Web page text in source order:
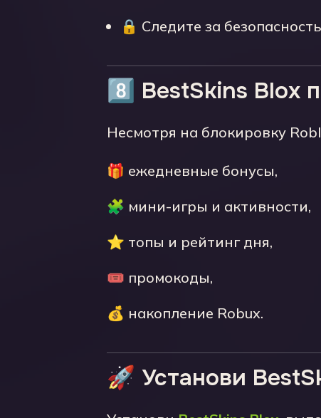
🔒 Следите за
8️⃣ BestSkins Blox
Несмотря на блокировку
🎁 ежедневные бонусы,
🧩 мини-игры и активности,
⭐ топы и рейтинг дня,
🎟️ промокоды,
💰 накопление Robux.
🚀 Установи